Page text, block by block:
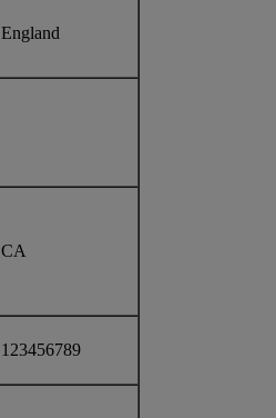
England
CA
123456789